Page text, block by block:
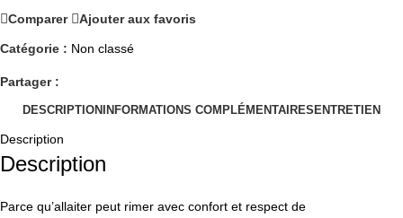
Comparer
Ajouter aux favoris
Catégorie : Non classé
Partager :
DESCRIPTION INFORMATIONS COMPLÉMENTAIRES ENTRETIEN
Description
Description
Parce qu’allaiter peut rimer avec confort et respect de